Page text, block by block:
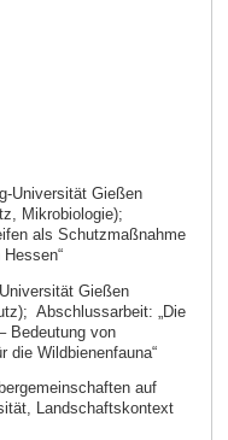
Universität Gießen
Mikrobiologie);
als Schutzmaßnahme
Gießen
Abschlussarbeit: „Die
Bedeutung von
die Wildbienenfauna“
auf
Landschaftskontext